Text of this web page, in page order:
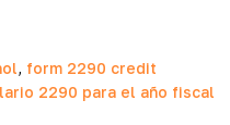
, form 2290 credit
2290 para el año fiscal